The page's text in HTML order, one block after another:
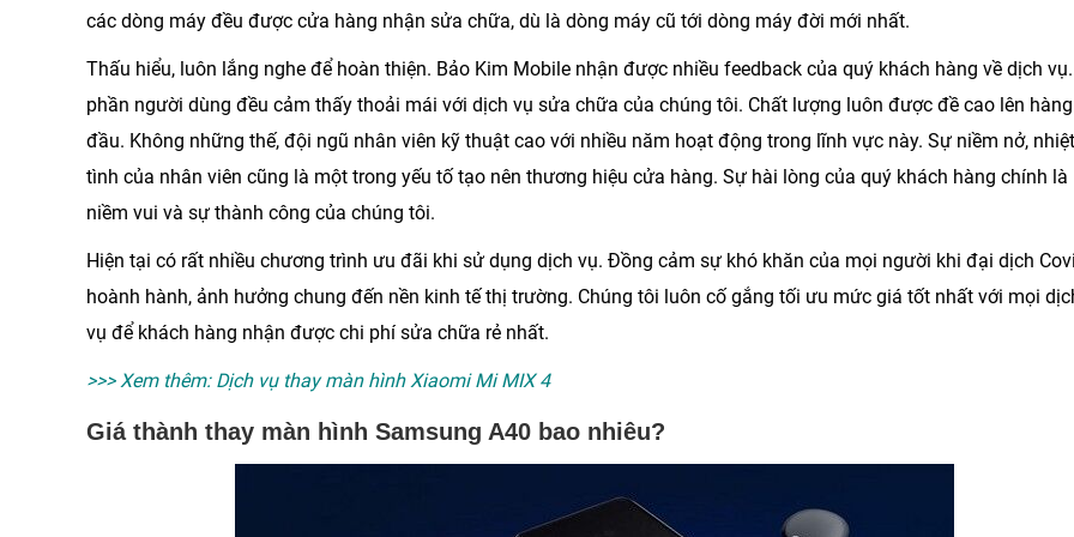
các dòng máy đều được cửa hàng nhận sửa chữa, dù là dòng máy cũ tới dòng máy đời mới nhất.
Thấu hiểu, luôn lắng nghe để hoàn thiện. Bảo Kim Mobile nhận được nhiều feedback của quý khách hàng về dịch
phần người dùng đều cảm thấy thoải mái với dịch vụ sửa chữa của chúng tôi. Chất lượng luôn được đề cao lên hàng
đầu. Không những thế, đội ngũ nhân viên kỹ thuật cao với nhiều năm hoạt động trong lĩnh vực này. Sự niềm nở, nhiệt
tình của nhân viên cũng là một trong yếu tố tạo nên thương hiệu cửa hàng. Sự hài lòng của quý khách hàng chính là
niềm vui và sự thành công của chúng tôi.
Hiện tại có rất nhiều chương trình ưu đãi khi sử dụng dịch vụ. Đồng cảm sự khó khăn của mọi người khi đại dịch
hoành hành, ảnh hưởng chung đến nền kinh tế thị trường. Chúng tôi luôn cố gắng tối ưu mức giá tốt nhất với mọi
vụ để khách hàng nhận được chi phí sửa chữa rẻ nhất.
>>> Xem thêm: Dịch vụ thay màn hình Xiaomi Mi MIX 4
Giá thành thay màn hình Samsung A40 bao nhiêu?